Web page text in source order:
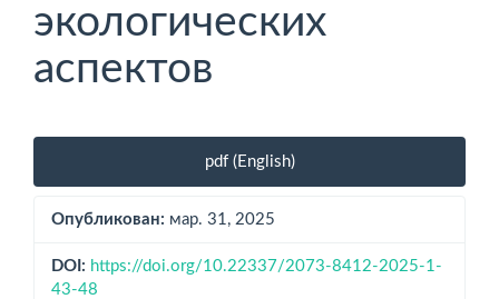
экологических
аспектов
Боковая
панель
статьи
pdf (English)
Опубликован: мар. 31, 2025
DOI: https://doi.org/10.22337/2073-8412-2025-1-
43-48